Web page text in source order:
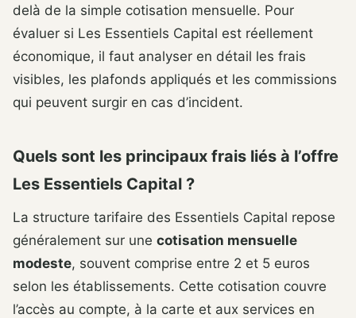
delà de la simple cotisation mensuelle. Pour
évaluer si Les Essentiels Capital est réellement
économique, il faut analyser en détail les frais
visibles, les plafonds appliqués et les commissions
qui peuvent surgir en cas d’incident.
Quels sont les principaux frais liés à l’offre
Les Essentiels Capital ?
La structure tarifaire des Essentiels Capital repose
généralement sur une cotisation mensuelle
modeste, souvent comprise entre 2 et 5 euros
selon les établissements. Cette cotisation couvre
l’accès au compte, à la carte et aux services en